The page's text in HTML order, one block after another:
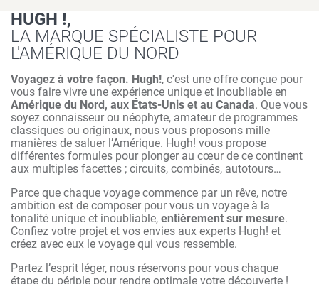
HUGH !,
LA MARQUE SPÉCIALISTE POUR
L'AMÉRIQUE DU NORD
Voyagez à votre façon. Hugh!, c'est une offre conçue pour
vous faire vivre une expérience unique et inoubliable en
Amérique du Nord, aux États-Unis et au Canada. Que vous
soyez connaisseur ou néophyte, amateur de programmes
classiques ou originaux, nous vous proposons mille
manières de saluer l’Amérique. Hugh! vous propose
différentes formules pour plonger au cœur de ce continent
aux multiples facettes ; circuits, combinés, autotours…
Parce que chaque voyage commence par un rêve, notre
ambition est de composer pour vous un voyage à la
tonalité unique et inoubliable, entièrement sur mesure.
Confiez votre projet et vos envies aux experts Hugh! et
créez avec eux le voyage qui vous ressemble.
Partez l’esprit léger, nous réservons pour vous chaque
étape du périple pour rendre optimale votre découverte !